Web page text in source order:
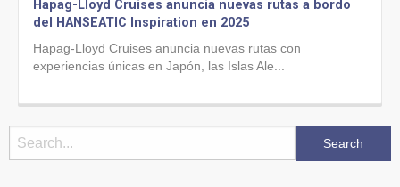
Hapag-Lloyd Cruises anuncia nuevas rutas a bordo
del HANSEATIC Inspiration en 2025
Hapag-Lloyd Cruises anuncia nuevas rutas con
experiencias únicas en Japón, las Islas Ale...